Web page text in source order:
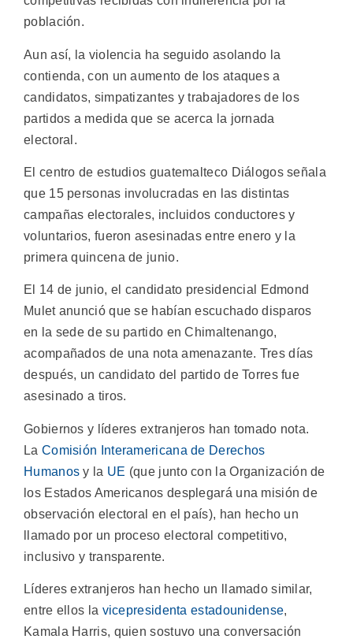
población.
Aun así, la violencia ha seguido asolando la
contienda, con un aumento de los ataques a
candidatos, simpatizantes y trabajadores de los
partidos a medida que se acerca la jornada
electoral.
El centro de estudios guatemalteco Diálogos señala
que 15 personas involucradas en las distintas
campañas electorales, incluidos conductores y
voluntarios, fueron asesinadas entre enero y la
primera quincena de junio.
El 14 de junio, el candidato presidencial Edmond
Mulet anunció que se habían escuchado disparos
en la sede de su partido en Chimaltenango,
acompañados de una nota amenazante. Tres días
después, un candidato del partido de Torres fue
asesinado a tiros.
Gobiernos y líderes extranjeros han tomado nota.
La Comisión Interamericana de Derechos
Humanos y la UE (que junto con la Organización de
los Estados Americanos desplegará una misión de
observación electoral en el país), han hecho un
llamado por un proceso electoral competitivo,
inclusivo y transparente.
Líderes extranjeros han hecho un llamado similar,
entre ellos la vicepresidenta estadounidense,
Kamala Harris, quien sostuvo una conversación